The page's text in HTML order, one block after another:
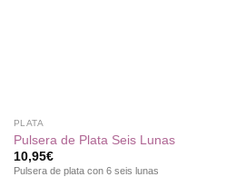
PLATA
Pulsera de Plata Seis Lunas
10,95€
Pulsera de plata con 6 seis lunas